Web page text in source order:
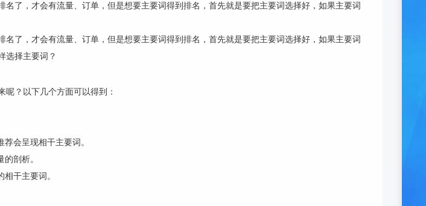
了，才会有流量、订单，但是想要主要词得到排名，首先就是要把主要词选择好，如果主要词
了，才会有流量、订单，但是想要主要词得到排名，首先就是要把主要词选择好，如果主要词
选择主要词？
？以下几个方面可以得到：
会呈现相干主要词。
剖析。
干主要词。